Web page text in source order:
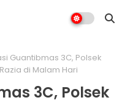
Guantibmas 3C, Polsek
di Malam Hari
3C, Polsek